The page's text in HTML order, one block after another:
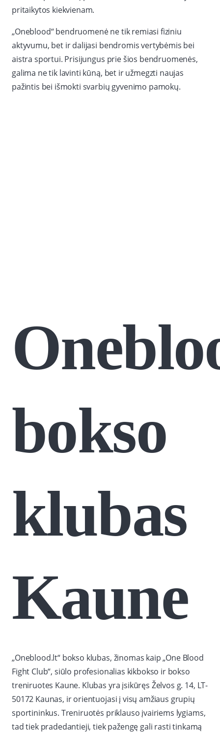
pritaikytos kiekvienam.
„Oneblood“ bendruomenė ne tik remiasi fiziniu
aktyvumu, bet ir dalijasi bendromis vertybėmis bei
aistra sportui. Prisijungus prie šios bendruomenės,
galima ne tik lavinti kūną, bet ir užmegzti naujas
pažintis bei išmokti svarbių gyvenimo pamokų.
bokso
klubas
Kaune
„Oneblood.lt“ bokso klubas, žinomas kaip „One Blood
Fight Club“, siūlo profesionalias kikbokso ir bokso
treniruotes Kaune. Klubas yra įsikūręs Želvos g. 14, LT-
50172 Kaunas, ir orientuojasi į visų amžiaus grupių
sportininkus. Treniruotės priklauso įvairiems lygiams,
tad tiek pradedantieji, tiek pažengę gali rasti tinkamą